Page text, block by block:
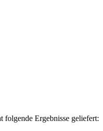
Ergebnisse geliefert: